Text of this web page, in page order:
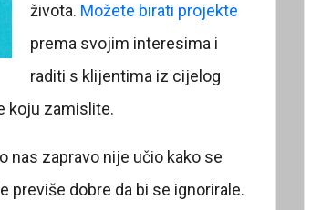
života. Možete birati projekte
prema svojim interesima i
raditi s klijentima iz cijelog
koju zamislite.
nas zapravo nije učio kako se
previše dobre da bi se ignorirale.